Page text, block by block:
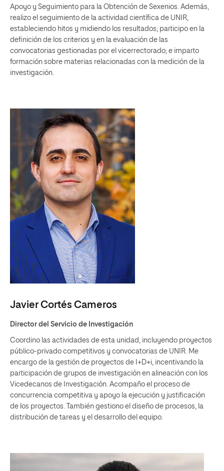
Apoyo y Seguimiento para la Obtención de Sexenios. Además,
realizo el seguimiento de la actividad científica de UNIR,
estableciendo hitos y midiendo los resultados; participo en la
definición de los criterios y en la evaluación de las
convocatorias gestionadas por el vicerrectorado; e imparto
formación sobre materias relacionadas con la medición de la
investigación.
Javier Cortés Cameros
Director del Servicio de Investigación
Coordino las actividades de esta unidad, incluyendo proyectos
público-privado competitivos y convocatorias de UNIR. Me
encargo de la gestión de proyectos de I+D+i, incentivando la
participación de grupos de investigación en alineación con los
Vicedecanos de Investigación. Acompaño el proceso de
concurrencia competitiva y apoyo la ejecución y justificación
de los proyectos. También gestiono el diseño de procesos, la
distribución de tareas y el desarrollo del equipo.